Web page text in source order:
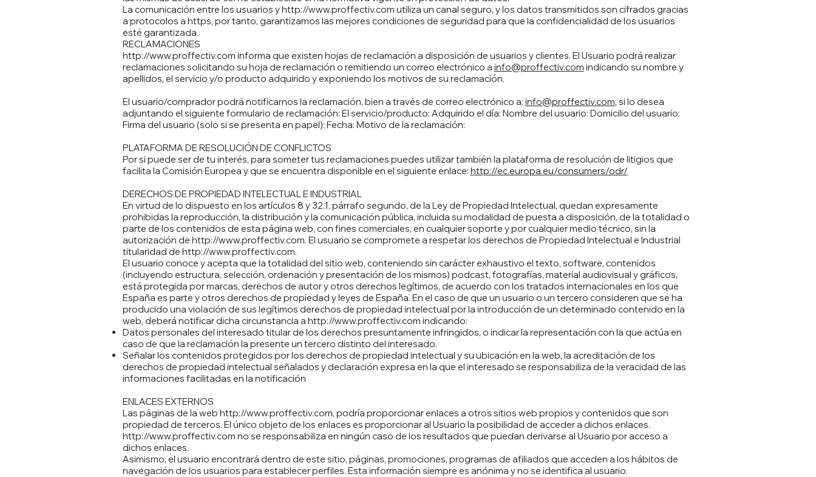
La comunicación entre los usuarios yhttp://www.proffectiv.com utiliza un canal seguro, y los datos transmitidos son cifrados gracias
a protocolos a https, por tanto, garantizamos las mejores condiciones de seguridad para que la confidencialidad de los usuarios
esté garantizada.
RECLAMACIONES
http://www.proffectiv.com informa que existen hojas de reclamación a disposición de usuarios y clientes. El Usuario podrá realizar
reclamaciones solicitando su hoja de reclamación o remitiendo un correo electrónico a info@proffectiv.com indicando su nombre y
apellidos, el servicio y/o producto adquirido y exponiendo los motivos de su reclamación.
El usuario/comprador podrá notificarnos la reclamación, bien a través de correo electrónico a: info@proffectiv.com, si lo desea
adjuntando el siguiente formulario de reclamación: El servicio/producto: Adquirido el día: Nombre del usuario: Domicilio del usuario:
Firma del usuario (solo si se presenta en papel): Fecha: Motivo de la reclamación:
PLATAFORMA DE RESOLUCIÓN DE CONFLICTOS
Por si puede ser de tu interés, para someter tus reclamaciones puedes utilizar también la plataforma de resolución de litigios que
facilita la Comisión Europea y que se encuentra disponible en el siguiente enlace: http://ec.europa.eu/consumers/odr/
DERECHOS DE PROPIEDAD INTELECTUAL E INDUSTRIAL
En virtud de lo dispuesto en los artículos 8 y 32.1, párrafo segundo, de la Ley de Propiedad Intelectual, quedan expresamente
prohibidas la reproducción, la distribución y la comunicación pública, incluida su modalidad de puesta a disposición, de la totalidad o
parte de los contenidos de esta página web, con fines comerciales, en cualquier soporte y por cualquier medio técnico, sin la
autorización de http://www.proffectiv.com. El usuario se compromete a respetar los derechos de Propiedad Intelectual e Industrial
titularidad de http://www.proffectiv.com.
El usuario conoce y acepta que la totalidad del sitio web, conteniendo sin carácter exhaustivo el texto, software, contenidos
(incluyendo estructura, selección, ordenación y presentación de los mismos) podcast, fotografías, material audiovisual y gráficos,
está protegida por marcas, derechos de autor y otros derechos legítimos, de acuerdo con los tratados internacionales en los que
España es parte y otros derechos de propiedad y leyes de España. En el caso de que un usuario o un tercero consideren que se ha
producido una violación de sus legítimos derechos de propiedad intelectual por la introducción de un determinado contenido en la
web, deberá notificar dicha circunstancia a http://www.proffectiv.com indicando:
Datos personales del interesado titular de los derechos presuntamente infringidos, o indicar la representación con la que actúa en
caso de que la reclamación la presente un tercero distinto del interesado.
Señalar los contenidos protegidos por los derechos de propiedad intelectual y su ubicación en la web, la acreditación de los
derechos de propiedad intelectual señalados y declaración expresa en la que el interesado se responsabiliza de la veracidad de las
informaciones facilitadas en la notificación
ENLACES EXTERNOS
Las páginas de la web http://www.proffectiv.com, podría proporcionar enlaces a otros sitios web propios y contenidos que son
propiedad de terceros. El único objeto de los enlaces es proporcionar al Usuario la posibilidad de acceder a dichos enlaces.
http://www.proffectiv.com no se responsabiliza en ningún caso de los resultados que puedan derivarse al Usuario por acceso a
dichos enlaces.
Asimismo, el usuario encontrará dentro de este sitio, páginas, promociones, programas de afiliados que acceden a los hábitos de
navegación de los usuarios para establecer perfiles. Esta información siempre es anónima y no se identifica al usuario.